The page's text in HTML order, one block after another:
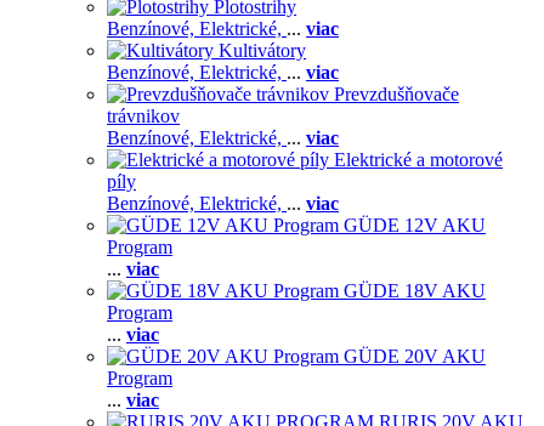
Plotostrihy
Benzínové, Elektrické, ... viac
Kultivátory
Benzínové, Elektrické, ... viac
Prevzdušňovače
trávnikov
Benzínové, Elektrické, ... viac
Elektrické a motorové
píly
Benzínové, Elektrické, ... viac
GÜDE 12V AKU
Program
... viac
GÜDE 18V AKU
Program
... viac
GÜDE 20V AKU
Program
... viac
RURIS 20V AKU